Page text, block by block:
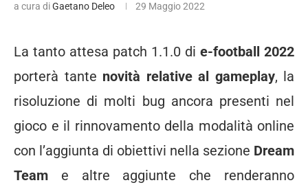
a cura diGaetano Deleo 29 Maggio 2022
La tanto attesa patch 1.1.0 di e-football 2022
porterà tante novità relative al gameplay, la
risoluzione di molti bug ancora presenti nel
gioco e il rinnovamento della modalità online
con l’aggiunta di obiettivi nella sezione Dream
Team e altre aggiunte che renderanno